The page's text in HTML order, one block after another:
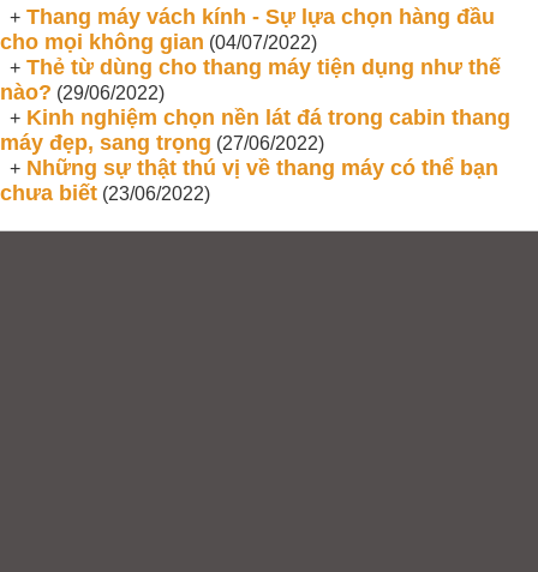
+ Thang máy vách kính - Sự lựa chọn hàng đầu
cho mọi không gian (04/07/2022)
+ Thẻ từ dùng cho thang máy tiện dụng như thế
nào? (29/06/2022)
+ Kinh nghiệm chọn nền lát đá trong cabin thang
máy đẹp, sang trọng (27/06/2022)
+ Những sự thật thú vị về thang máy có thể bạn
chưa biết (23/06/2022)